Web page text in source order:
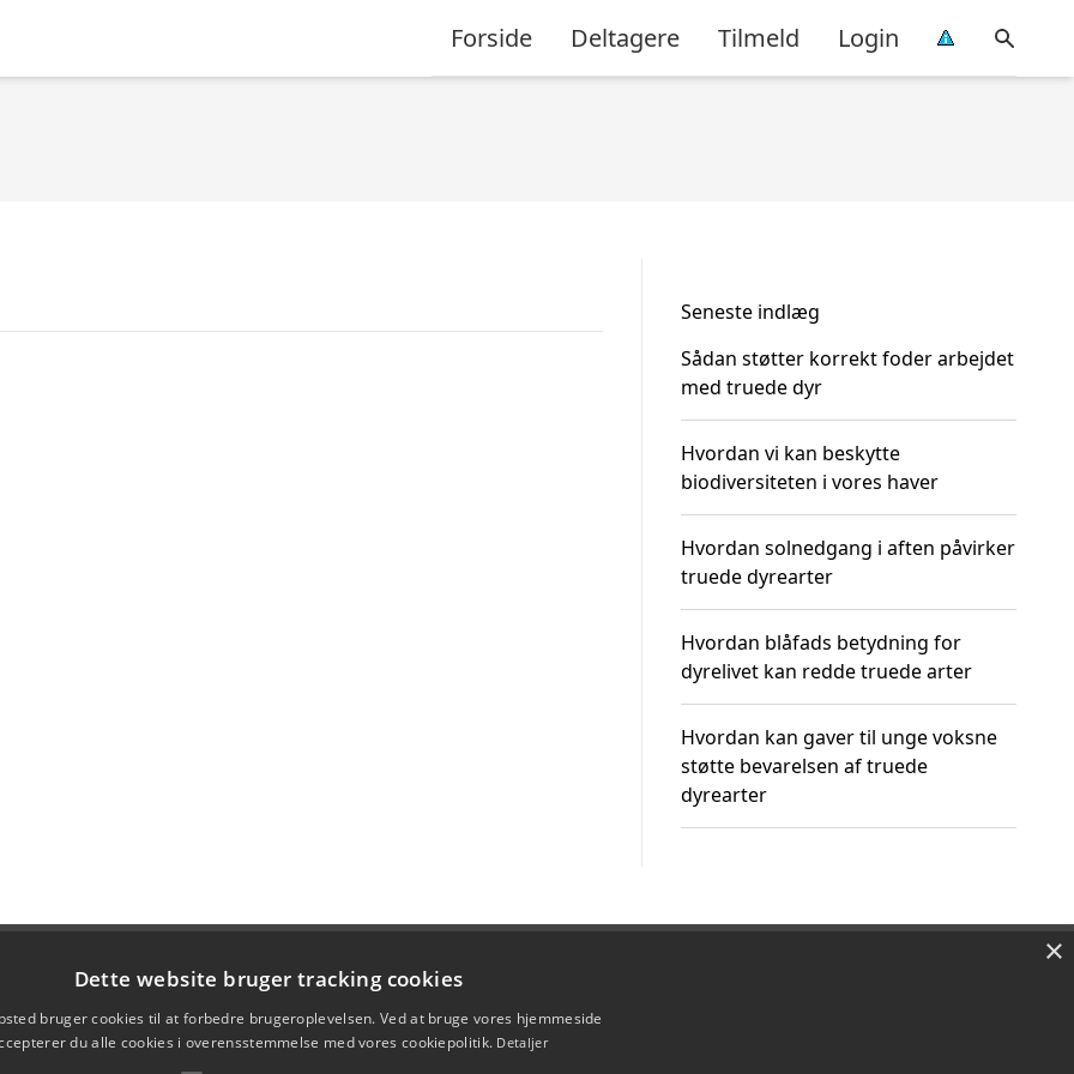
Forside Deltagere Tilmeld Login
Seneste indlæg
Sådan støtter korrekt foder arbejdet
med truede dyr
Hvordan vi kan beskytte
biodiversiteten i vores haver
Hvordan solnedgang i aften påvirker
truede dyrearter
Hvordan blåfads betydning for
dyrelivet kan redde truede arter
Hvordan kan gaver til unge voksne
støtte bevarelsen af truede
dyrearter
×
Dette website bruger tracking cookies
bruger cookies til at forbedre brugeroplevelsen. Ved at bruge vores hjemmeside
du alle cookies i overensstemmelse med vores cookiepolitik. Detaljer